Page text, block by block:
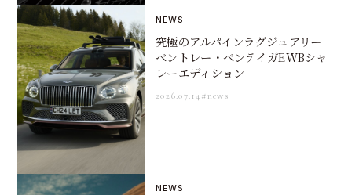
NEWS
究極のアルパインラグジュアリー
ベントレー・ベンテイガEWBシャ
レーエディション
2026.07.14#news
NEWS